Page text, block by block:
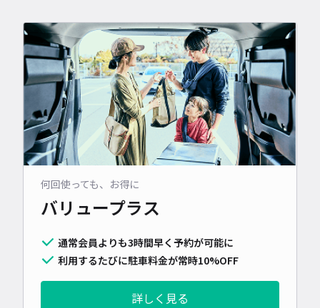
何回使っても、お得に
バリュープラス
通常会員よりも3時間早く予約が可能に
利用するたびに駐車料金が常時10%OFF
詳しく見る